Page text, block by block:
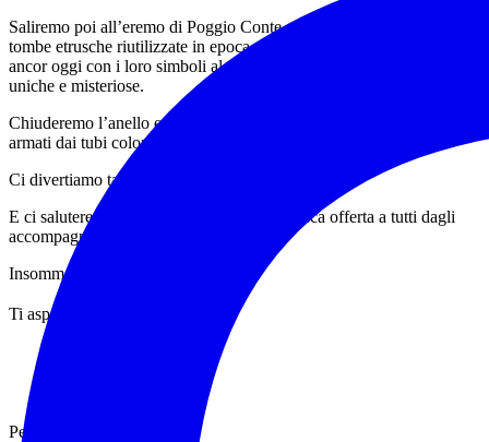
Saliremo poi all’eremo di Poggio Conte, un antichissimo sistema di
tombe etrusche riutilizzate in epoca medioevale dai Templari, che
ancor oggi con i loro simboli alchemici ci regalano sensazioni
uniche e misteriose.
Chiuderemo l’anello e di nuovo nel fiume faremo una battaglia
armati dai tubi colorati usati al mattino per galleggiare,
Ci divertiamo tantissimo ,garantito !
E ci saluteremo con una fetta di anguria fresca offerta a tutti dagli
accompagnatori ,
Insomma che vuoi di più …
Ti aspettiamo ❤️
Percorso: anello